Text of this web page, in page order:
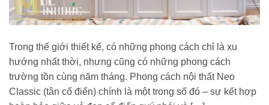
Trong thế giới thiết kế, có những phong cách chỉ là xu
hướng nhất thời, nhưng cũng có những phong cách
trường tồn cùng năm tháng. Phong cách nội thất Neo
Classic (tân cổ điển) chính là một trong số đó – sự kết hợp